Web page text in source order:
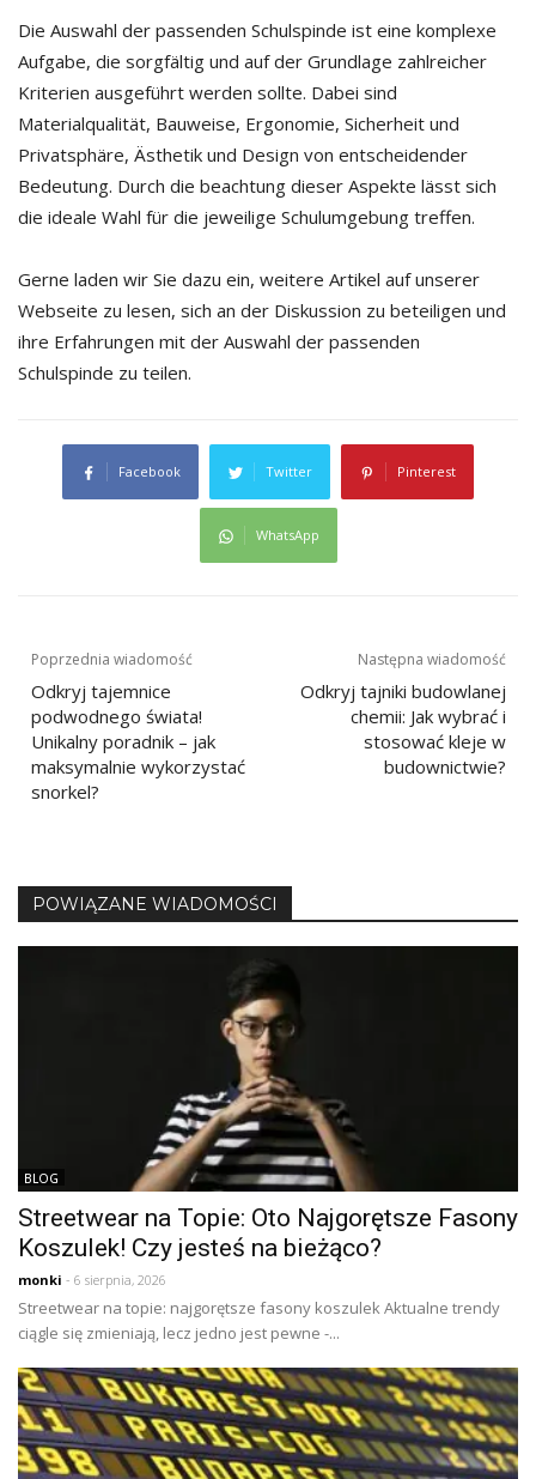
Die Auswahl der passenden Schulspinde ist eine komplexe
Aufgabe, die sorgfältig und auf der Grundlage zahlreicher
Kriterien ausgeführt werden sollte. Dabei sind
Materialqualität, Bauweise, Ergonomie, Sicherheit und
Privatsphäre, Ästhetik und Design von entscheidender
Bedeutung. Durch die beachtung dieser Aspekte lässt sich
die ideale Wahl für die jeweilige Schulumgebung treffen.
Gerne laden wir Sie dazu ein, weitere Artikel auf unserer
Webseite zu lesen, sich an der Diskussion zu beteiligen und
ihre Erfahrungen mit der Auswahl der passenden
Schulspinde zu teilen.
Facebook Twitter Pinterest
WhatsApp
Nawigacja
wpisu
Poprzednia wiadomość
Odkryj tajemnice
podwodnego świata!
Unikalny poradnik – jak
maksymalnie wykorzystać
snorkel?
Następna wiadomość
Odkryj tajniki budowlanej
chemii: Jak wybrać i
stosować kleje w
budownictwie?
POWIĄZANE WIADOMOŚCI
BLOG
Streetwear na Topie: Oto Najgorętsze Fasony
Koszulek! Czy jesteś na bieżąco?
monki - 6 sierpnia, 2026
Streetwear na topie: najgorętsze fasony koszulek Aktualne trendy
ciągle się zmieniają, lecz jedno jest pewne -...